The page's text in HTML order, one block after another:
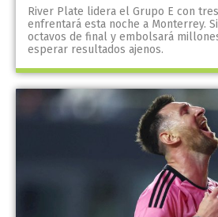
River Plate lidera el Grupo E con
enfrentará esta noche a Monterrey.
octavos de final y embolsará
esperar resultados ajenos.